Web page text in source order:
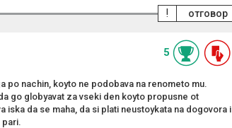
отговор
!
5
po nachin, koyto ne podobava na renometo mu.
go globyavat za vseki den koyto propusne ot
iska da se maha, da si plati neustoykata na dogovora i
pari.